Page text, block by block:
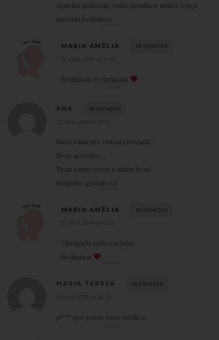
aquelas palavras, tudo desabou. muita força
querida,beijinhos
MARIA AMÉLIA RESPONDER
Beijinhos e obrigada
ANA RESPONDER
Sinceramente estou chocada…
Nem acredito…
Tens tanta força e ainda bem!
Beijinho grande <3
MARIA AMÉLIA RESPONDER
Obrigada pelo carinho.
Beijinhos
MARIA TERESA RESPONDER
p*** que pariu esse médico